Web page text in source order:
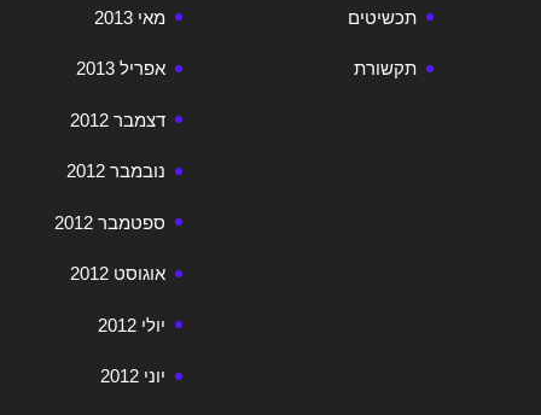
מאי 2013
אפריל 2013
דצמבר 2012
נובמבר 2012
ספטמבר 2012
אוגוסט 2012
יולי 2012
יוני 2012
תכשיטים
תקשורת